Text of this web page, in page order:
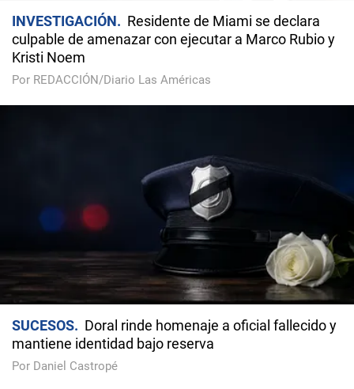
INVESTIGACIÓN
Residente de Miami se declara
culpable de amenazar con ejecutar a Marco Rubio y
Kristi Noem
Por REDACCIÓN/Diario Las Américas
SUCESOS
Doral rinde homenaje a oficial fallecido y
mantiene identidad bajo reserva
Por Daniel Castropé